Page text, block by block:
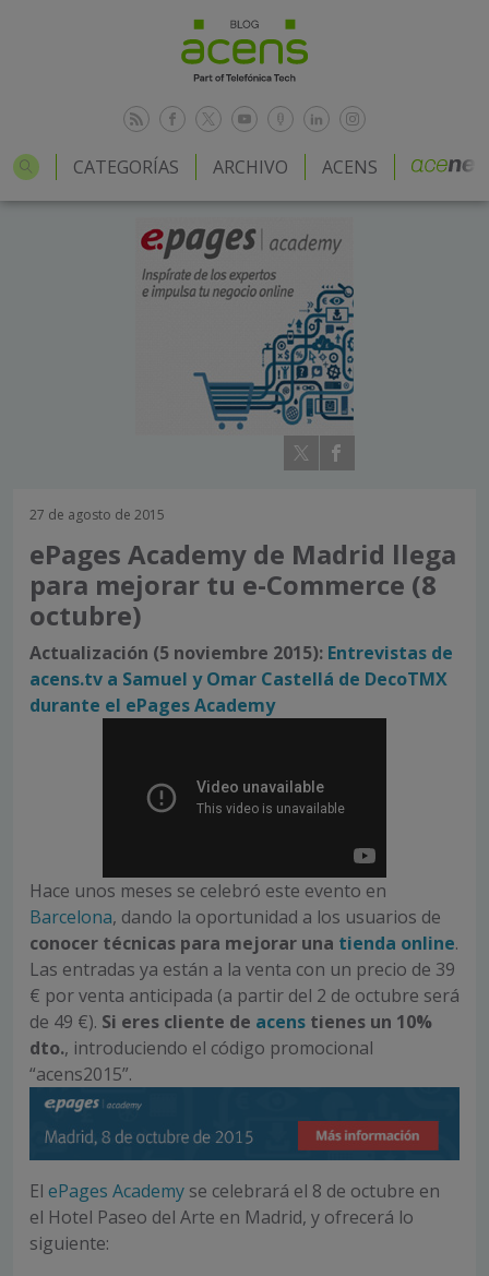
CATEGORÍAS ARCHIVO ACENS
27 de agosto de 2015
ePages Academy de Madrid llega
para mejorar tu e-Commerce (8
octubre)
Actualización (5 noviembre 2015): Entrevistas de
acens.tv a Samuel y Omar Castellá de DecoTMX
durante el ePages Academy
Hace unos meses se celebró este evento en
Barcelona, dando la oportunidad a los usuarios de
conocer técnicas para mejorar una tienda online.
Las entradas ya están a la venta con un precio de 39
€ por venta anticipada (a partir del 2 de octubre será
de 49 €). Si eres cliente de acens tienes un 10%
dto., introduciendo el código promocional
“acens2015”.
El ePages Academy se celebrará el 8 de octubre en
el Hotel Paseo del Arte en Madrid, y ofrecerá lo
siguiente: